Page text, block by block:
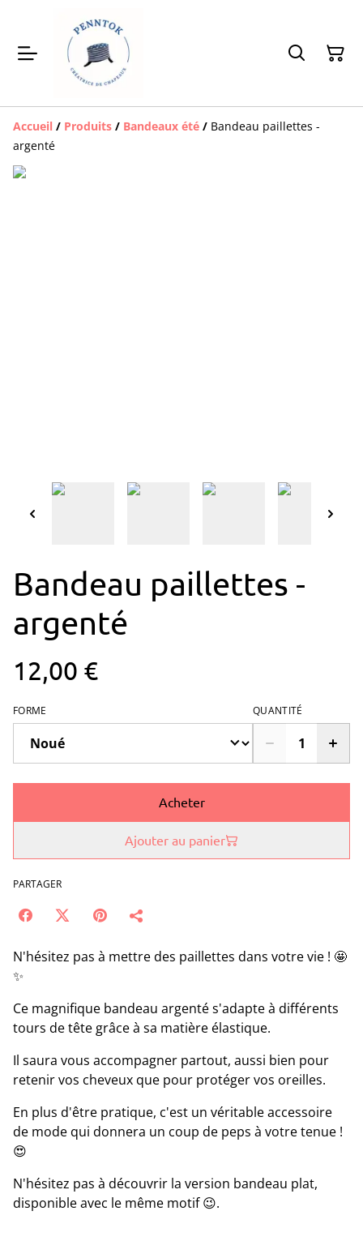
Accueil / Produits / Bandeaux été / Bandeau paillettes -
argenté
Bandeau paillettes -
argenté
12,00 €
FORME QUANTITÉ
Acheter
Ajouter au panier
PARTAGER
N'hésitez pas à mettre des paillettes dans votre vie ! 🤩
✨
Ce magnifique bandeau argenté s'adapte à différents
tours de tête grâce à sa matière élastique.
Il saura vous accompagner partout, aussi bien pour
retenir vos cheveux que pour protéger vos oreilles.
En plus d'être pratique, c'est un véritable accessoire
de mode qui donnera un coup de peps à votre tenue !
😍
N'hésitez pas à découvrir la version bandeau plat,
disponible avec le même motif 😉.